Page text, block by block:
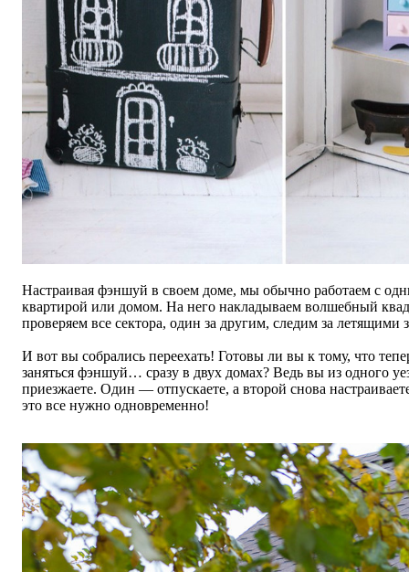
Настраивая фэншуй в своем доме, мы обычно работаем с
квартирой или домом. На него накладываем волшебный
проверяем все сектора, один за другим, следим за летящими
И вот вы собрались переехать! Готовы ли вы к тому, что
заняться фэншуй… сразу в двух домах? Ведь вы из одного
приезжаете. Один — отпускаете, а второй снова
это все нужно одновременно!